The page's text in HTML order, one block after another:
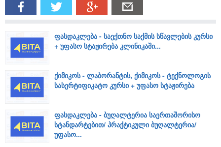
ფასდაკლება - საექთნო საქმის სწავლების კურსი
+ უფასო სტაჟირება კლინიკაში...
ქიმიკოს - ლაბორანტის, ქიმიკოს - ტექნოლოგის
სასერტიფიკატო კურსი + უფასო სტაჟირება
ფასდაკლება - ბუღალტერია საერთაშორისო
სტანდარტებით/ პრაქტიკული ბუღალტერია/
უფასო...